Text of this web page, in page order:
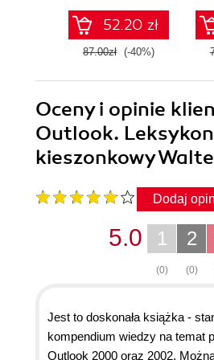
52.20 zł
87.00zł (-40%)
Oceny i opinie
Outlook. Leksykon
kieszonkowy
Dodaj
2
(0)
1
(0)
5.0
Jest to doskonała książka -
kompendium wiedzy na temat
Outlook 2000 oraz 2002.